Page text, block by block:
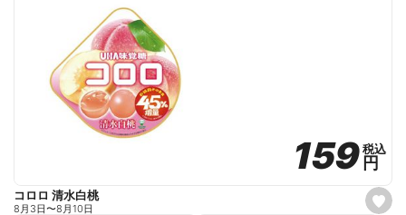
s
159
159税込
税込
円
円
コロロ 清水白桃
8月3日〜8月10日